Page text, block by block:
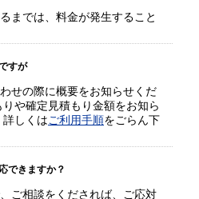
までは、料金が発生すること
すが
せの際に概要をお知らせくだ
や確定見積もり金額をお知ら
しくはご利用手順をごらん下
できますか？
ご相談をくだされば、ご応対